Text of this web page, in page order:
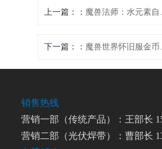
上一篇： 魔兽
下一篇： 魔兽
销售热线
营销一部（传统产品）：王部长
营销二部（光伏焊带）：曹部长